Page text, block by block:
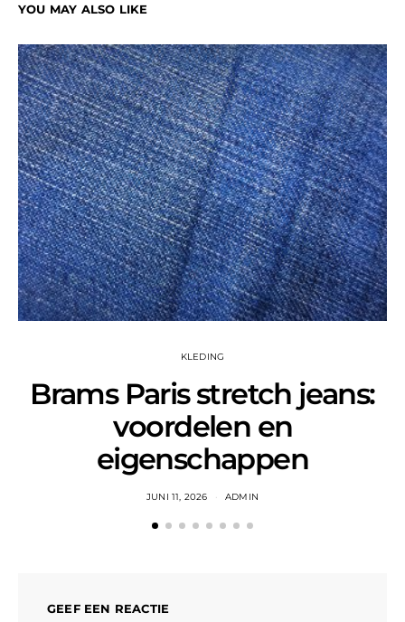
YOU MAY ALSO LIKE
KLEDING
Brams Paris stretch jeans:
voordelen en
eigenschappen
JUNI 11, 2026 ADMIN
GEEF EEN REACTIE